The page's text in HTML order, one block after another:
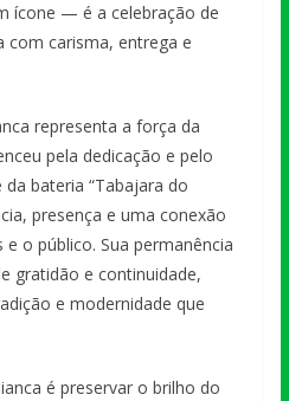
ícone — é a celebração de
carisma, entrega e
representa a força da
pela dedicação e pelo
bateria “Tabajara do
presença e uma conexão
o público. Sua permanência
gratidão e continuidade,
e modernidade que
é preservar o brilho do